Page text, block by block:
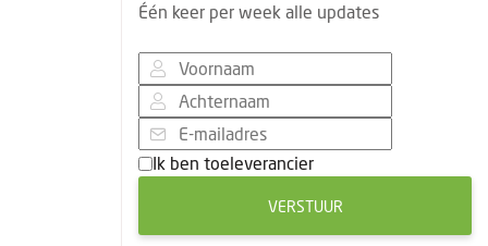
Één keer per week alle updates
Ik ben toeleverancier
VERSTUUR